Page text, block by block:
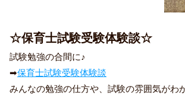
☆保育士試験受験体験談☆
試験勉強の合間に♪
➡保育士試験受験体験談
みんなの勉強の仕方や、試験の雰囲気がわ